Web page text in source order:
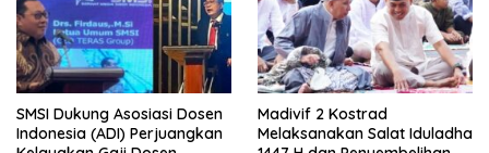
SMSI Dukung Asosiasi Dosen
Indonesia (ADI) Perjuangkan
Madivif 2 Kostrad
Melaksanakan Salat Iduladha